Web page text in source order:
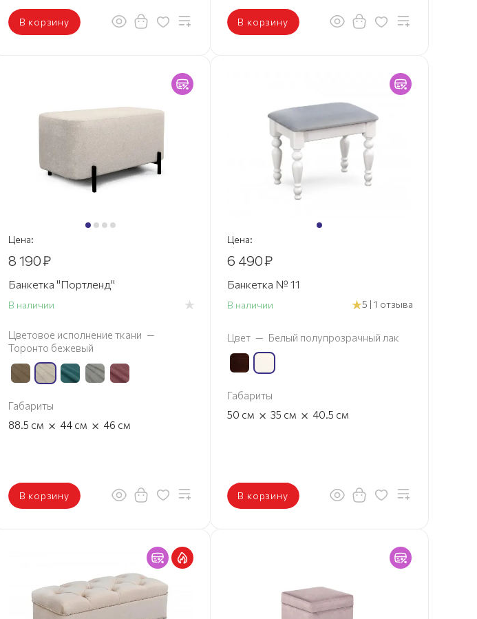
В корзину В корзину
Цена:
8 190₽
Банкетка "Портленд"
В наличии
Цветовое исполнение ткани —
Торонто бежевый
Габариты
88.5 см × 44 см × 46 см
В корзину
Цена:
6 490₽
Банкетка № 11
В наличии 5 | 1 отзыва
Цвет — Белый полупрозрачный лак
Габариты
50 см × 35 см × 40.5 см
В корзину